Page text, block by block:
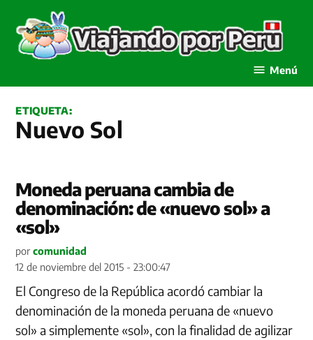
contenido
Menú
ETIQUETA:
Nuevo Sol
Moneda peruana cambia de
denominación: de «nuevo sol» a
«sol»
por comunidad
12 de noviembre del 2015 - 23:00:47
El Congreso de la República acordó cambiar la
denominación de la moneda peruana de «nuevo
sol» a simplemente «sol», con la finalidad de agilizar